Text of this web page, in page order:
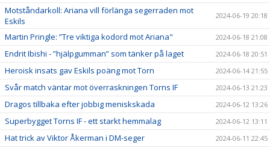
Motståndarkoll: Ariana vill förlänga segerraden mot
Eskils
2024-06-19 20:18
Martin Pringle: ”Tre viktiga kodord mot Ariana" 2024-06-18 21:08
Endrit Ibishi - ”hjälpgumman” som tänker på laget 2024-06-18 20:51
Heroisk insats gav Eskils poäng mot Torn 2024-06-14 21:55
Svår match väntar mot överraskningen Torns IF 2024-06-13 21:23
Dragos tillbaka efter jobbig meniskskada 2024-06-12 13:26
Superbygget Torns IF - ett starkt hemmalag 2024-06-12 13:11
Hat trick av Viktor Åkerman i DM-seger 2024-06-11 22:45